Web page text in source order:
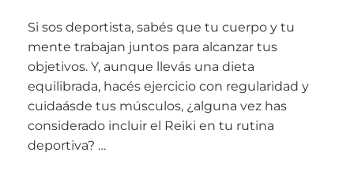
Si sos deportista, sabés que tu cuerpo y tu
mente trabajan juntos para alcanzar tus
objetivos. Y, aunque llevás una dieta
equilibrada, hacés ejercicio con regularidad y
cuidaásde tus músculos, ¿alguna vez has
considerado incluir el Reiki en tu rutina
deportiva? …